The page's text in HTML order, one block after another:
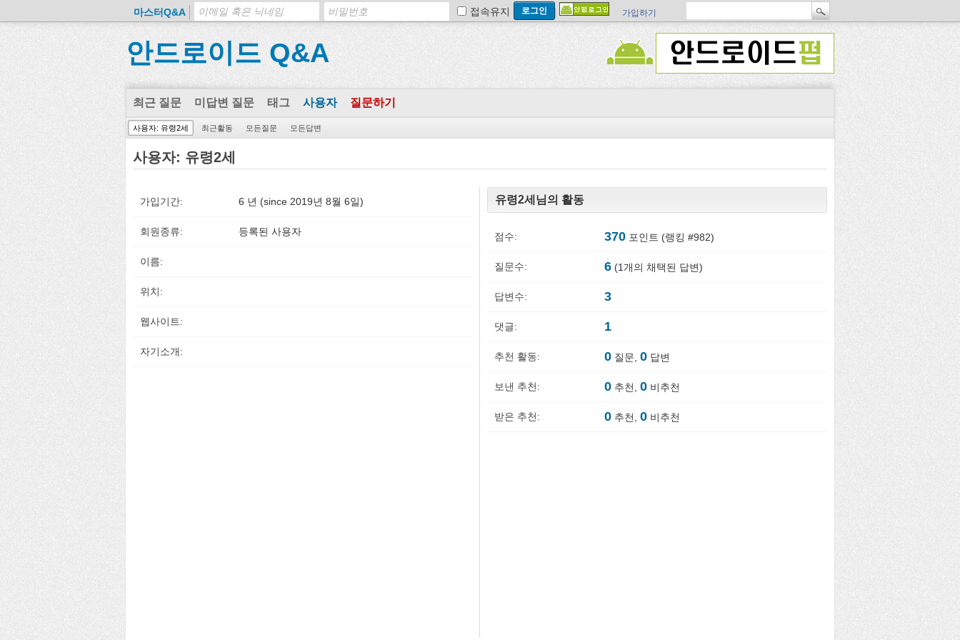
마스터Q&A 접속유지 가입하기
안드로이드 Q&A
최근 질문 미답변 질문 태그 사용자 질문하기
사용자: 유령2세 최근활동 모든질문 모든답변
사용자: 유령2세
가입기간: 6 년 (since 2019년 8월 6일)
회원종류: 등록된 사용자
이름:
위치:
웹사이트:
자기소개:
유령2세님의 활동
점수: 370 포인트 (랭킹 #982)
질문수: 6 (1개의 채택된 답변)
답변수: 3
댓글: 1
추천 활동: 0 질문, 0 답변
보낸 추천: 0 추천, 0 비추천
받은 추천: 0 추천, 0 비추천